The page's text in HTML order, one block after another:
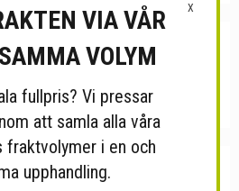
Org.Nr: 559115-0999
MÖRARP
Org.Nr: 630523-5035
X
VIA VÅR
VOLYM
fullpris? Vi pressar
att samla alla våra
fraktvolymer i en och
upphandling.